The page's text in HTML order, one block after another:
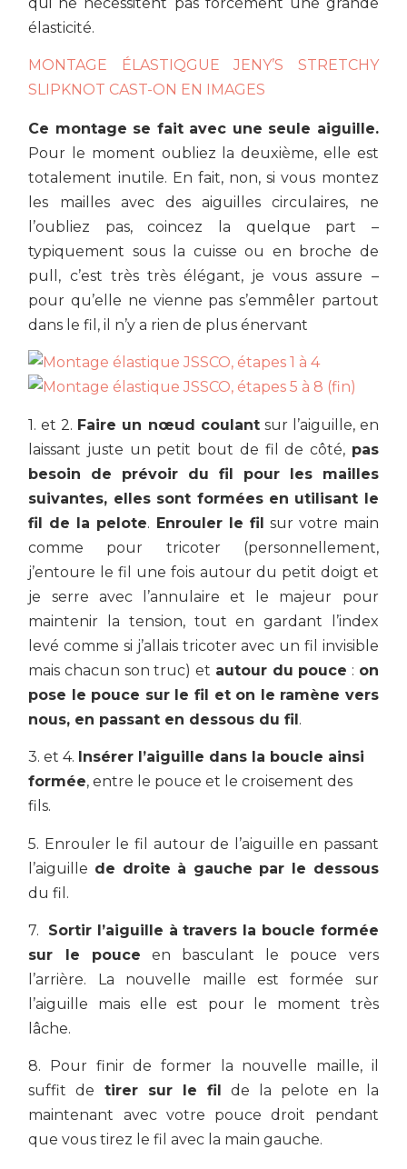
élasticité.
MONTAGE ÉLASTIQGUE JENY’S STRETCHY
SLIPKNOT CAST-ON EN IMAGES
Ce montage se fait avec une seule aiguille.
Pour le moment oubliez la deuxième, elle est
totalement inutile. En fait, non, si vous montez
les mailles avec des aiguilles circulaires, ne
l’oubliez pas, coincez la quelque part –
typiquement sous la cuisse ou en broche de
pull, c’est très très élégant, je vous assure –
pour qu’elle ne vienne pas s’emmêler partout
dans le fil, il n’y a rien de plus énervant
1. et 2. Faire un nœud coulantsur l’aiguille, en
laissant juste un petit bout de fil de côté, pas
besoin de prévoir du fil pour les mailles
suivantes, elles sont formées en utilisant le
fil de la pelote. Enrouler le fil sur votre main
comme pour tricoter (personnellement,
j’entoure le fil une fois autour du petit doigt et
je serre avec l’annulaire et le majeur pour
maintenir la tension, tout en gardant l’index
levé comme si j’allais tricoter avec un fil invisible
mais chacun son truc) et autour du pouce : on
pose le pouce sur le fil et on le ramène vers
nous, en passant en dessous du fil.
3. et 4. Insérer l’aiguille dans la boucle ainsi
formée, entre le pouce et le croisement des
fils.
5. Enrouler le fil autour de l’aiguille en passant
l’aiguille de droite à gauche par le dessous
du fil.
7. Sortir l’aiguille à travers la boucle formée
sur le pouce en basculant le pouce vers
l’arrière. La nouvelle maille est formée sur
l’aiguille mais elle est pour le moment très
lâche.
8. Pour finir de former la nouvelle maille, il
suffit de tirer sur le fil
de la pelote en la
maintenant avec votre pouce droit pendant
que vous tirez le fil avec la main gauche.